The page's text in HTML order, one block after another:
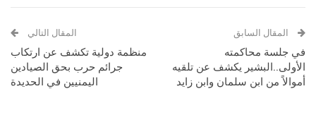
المقال السابق
في جلسة محاكمته
الأولى..البشير يكشف عن تلقيه
أموالاً من ابن سلمان وابن زايد
المقال التالي
منظمة دولية تكشف عن ارتكاب
جرائم حرب بحق الصيادين
اليمنيين في الحديدة